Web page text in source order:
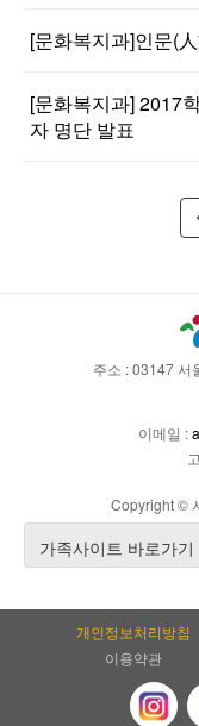
[문화복지과]인문(
[문화복지과] 2017
자 명단 발표
주소 : 03147 서
이메일 :
Copyright ©
가족사이트 바로가기
개인정보처리방침
이용약관